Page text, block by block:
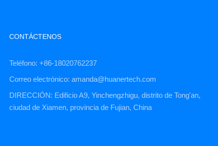
CONTÁCTENOS
Teléfono: +86-18020762237
Correo electrónico: amanda@huanertech.com
DIRECCIÓN: Edificio A9, Yinchengzhigu, distrito de Tong'an,
ciudad de Xiamen, provincia de Fujian, China